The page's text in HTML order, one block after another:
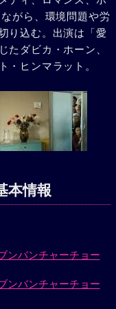
がら、環境問題や労
り込む。出演は「愛
たダビカ・ホーン、
・ヒンマラット。
本情報
ンバンチャーチョー
ンバンチャーチョー